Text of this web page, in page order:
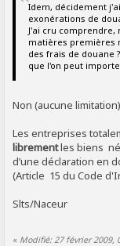
Idem, décidement
exonérations de
J'ai cru
matières premières
des frais de douane
que l'on peut
Non (aucune limitation)
Les entreprises
librementles biens
d’une déclaration en
(Article 15 du Code
Slts/Naceur
« Modifié: 27 février 2009,